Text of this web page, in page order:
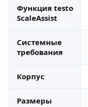
Функция testo
ScaleAssist
Системные
требования
Корпус
Размеры